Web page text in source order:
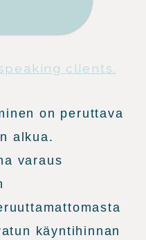
clients.
on peruttava
alkua.
varaus
käyntihinnan